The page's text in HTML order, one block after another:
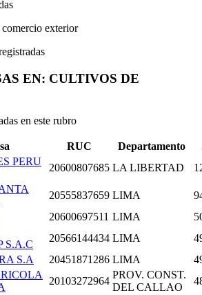
exterior
EN: CULTIVOS DE
en este rubro
RUC Departamento
PERU
20600807685 LA LIBERTAD
20555837659 LIMA
20600697511 LIMA
S.A.C
20566144434 LIMA
S.A 20451871286 LIMA
20103272964
PROV. CONST.
DEL CALLAO